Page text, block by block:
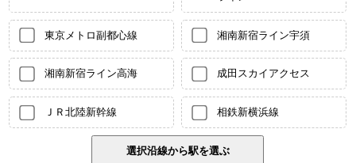
東京メトロ副都心線 湘南新宿ライン宇須
湘南新宿ライン高海 成田スカイアクセス
ＪＲ北陸新幹線 相鉄新横浜線